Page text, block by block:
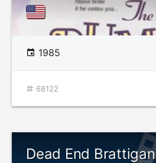
1985
68122
Dead End Brattigan